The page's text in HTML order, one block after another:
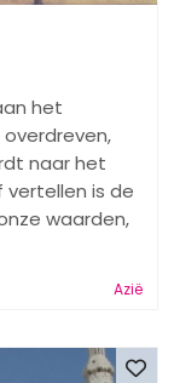
het
naar het
vertellen is de
waarden,
Azië